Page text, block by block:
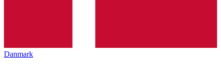
Danmark